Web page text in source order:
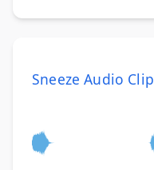
Sneeze Audio Clip